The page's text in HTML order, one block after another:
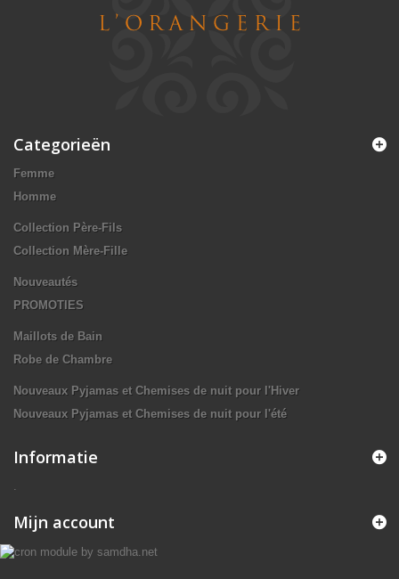
Categorieën
Femme
Homme
Collection Père-Fils
Collection Mère-Fille
Nouveautés
PROMOTIES
Maillots de Bain
Robe de Chambre
Nouveaux Pyjamas et Chemises de nuit pour l'Hiver
Nouveaux Pyjamas et Chemises de nuit pour l'été
Informatie
.
Mijn account